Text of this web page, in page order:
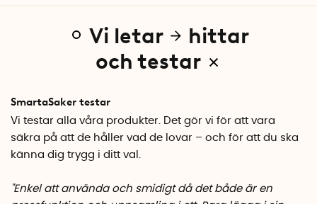
efter vad du ska laga. Pressen klarar tofu-block på cirka 400
dränera silkestofu. För silkestofu rekommenderas översta
beroende på blockets höjd.
En smartare lösning för att pressa tofu
Istället för att pressa tofu med hjälp av tunga föremål, som
böcker eller kastruller, ger tofupressen ett jämnt och
kylskåpet under användning.
SmartaSaker testar
Vi testar alla våra produkter. Det gör vi för att vara
säkra på att de håller vad de lovar – och för att du ska
känna dig trygg i ditt val.
"Enkel att använda och smidigt då det både är en
Vi letar
hittar
och testar